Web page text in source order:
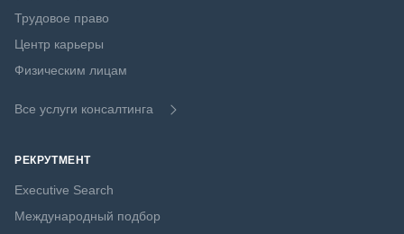
Трудовое право
Центр карьеры
Физическим лицам
Все услуги консалтинга
РЕКРУТМЕНТ
Executive Search
Международный подбор